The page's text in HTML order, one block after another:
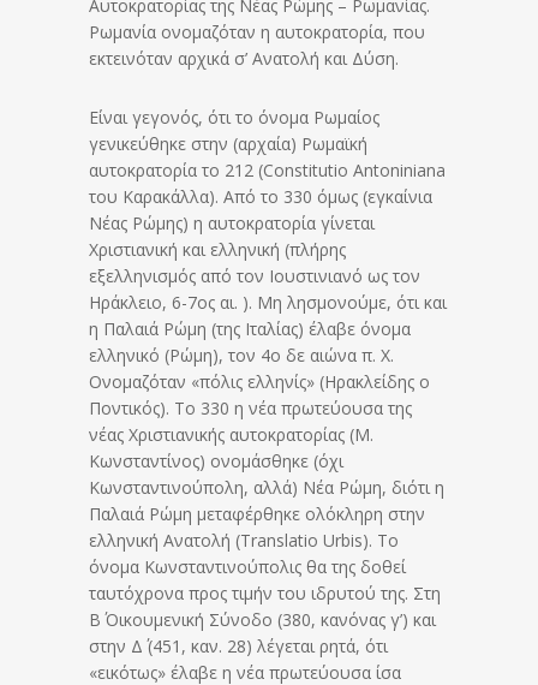
Αυτοκρατορίας της Νέας Ρώμης – Ρωμανίας.
Ρωμανία ονομαζόταν η αυτοκρατορία, που
εκτεινόταν αρχικά σ’ Ανατολή και Δύση.
Είναι γεγονός, ότι το όνομα Ρωμαίος
γενικεύθηκε στην (αρχαία) Ρωμαϊκή
αυτοκρατορία το 212 (Constitutio Antoniniana
του Καρακάλλα). Από το 330 όμως (εγκαίνια
Νέας Ρώμης) η αυτοκρατορία γίνεται
Χριστιανική και ελληνική (πλήρης
εξελληνισμός από τον Ιουστινιανό ως τον
Ηράκλειο, 6-7ος αι. ). Μη λησμονούμε, ότι και
η Παλαιά Ρώμη (της Ιταλίας) έλαβε όνομα
ελληνικό (Ρώμη), τον 4ο δε αιώνα π. Χ.
Ονομαζόταν «πόλις ελληνίς» (Ηρακλείδης ο
Ποντικός). Το 330 η νέα πρωτεύουσα της
νέας Χριστιανικής αυτοκρατορίας (Μ.
Κωνσταντίνος) ονομάσθηκε (όχι
Κωνσταντινούπολη, αλλά) Νέα Ρώμη, διότι η
Παλαιά Ρώμη μεταφέρθηκε ολόκληρη στην
ελληνική Ανατολή (Translatio Urbis). Το
όνομα Κωνσταντινούπολις θα της δοθεί
ταυτόχρονα προς τιμήν του ιδρυτού της. Στη
Β΄ Οικουμενική Σύνοδο (380, κανόνας γ’) και
στην Δ΄ (451, καν. 28) λέγεται ρητά, ότι
«εικότως» έλαβε η νέα πρωτεύουσα ίσα